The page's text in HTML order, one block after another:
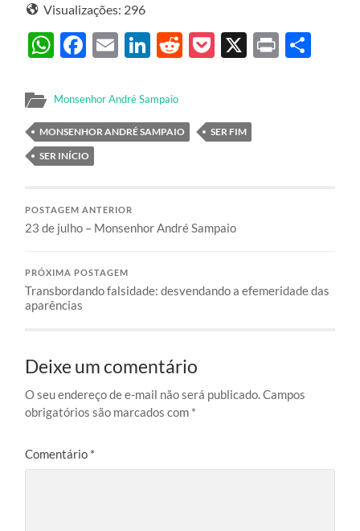
Visualizações: 296
WhatsApp
Facebook
EmailLinkedIn
Reddit
Pocket
X Print
Monsenhor André Sampaio
MONSENHOR ANDRÉ SAMPAIO
SER FIM
SER INÍCIO
POSTAGEM ANTERIOR
23 de julho – Monsenhor André Sampaio
PRÓXIMA POSTAGEM
Transbordando falsidade: desvendando a efemeridade das
aparências
Deixe um comentário
O seu endereço de e-mail não será publicado.Campos
obrigatórios são marcados com *
Comentário *